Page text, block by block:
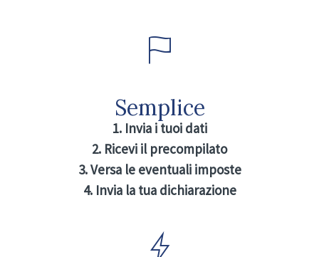
Semplice
1. Invia i tuoi dati
2. Ricevi il precompilato
3. Versa le eventuali imposte
4. Invia la tua dichiarazione